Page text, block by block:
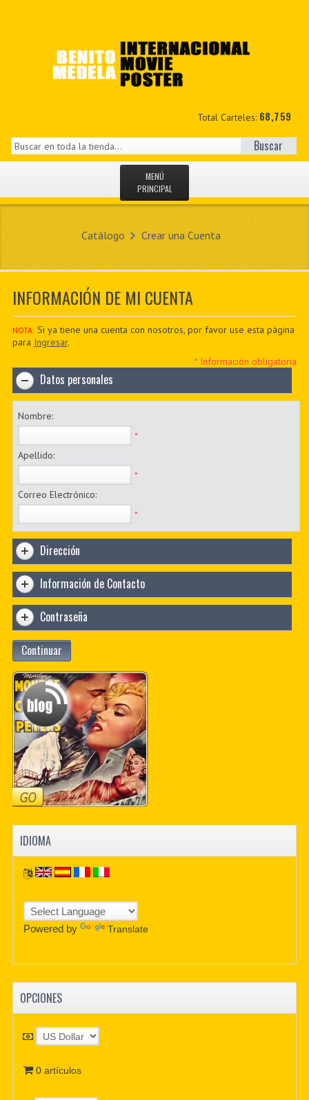
Total Carteles: 68,759
Buscar
MENÚ
PRINCIPAL
MIS DATOS
CONTACTO
PDF BOOKS
Catálogo Crear una Cuenta
INFORMACIÓN DE MI CUENTA
NOTA:Si ya tiene una cuenta con nosotros, por favor use esta página
para Ingresar.
* Información obligatoria
Datos personales
Nombre:
*
Apellido:
*
Correo Electrónico:
*
Dirección
Información de Contacto
Contraseña
Continuar
IDIOMA
Powered by Translate
OPCIONES
0 artículos